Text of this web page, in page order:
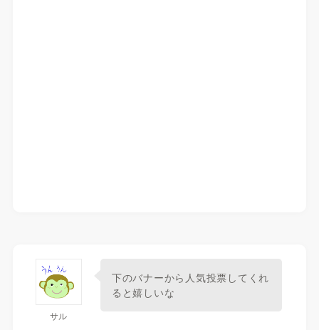
サル
下のバナーから人気投票してくれ
ると嬉しいな